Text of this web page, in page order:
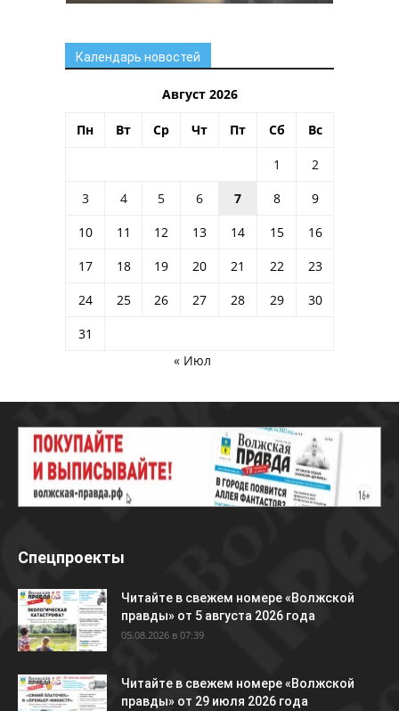
Календарь новостей
Август 2026
Пн Вт Ср Чт Пт Сб Вс
1
2
3
4 5 6 7 8
9
10
11 12 13 14 15
16
17
18 19 20 21 22
23
24
25 26 27 28 29
30
31
« Июл
Спецпроекты
Читайте в свежем номере «Волжской
правды» от 5 августа 2026 года
05.08.2026 в 07:39
Читайте в свежем номере «Волжской
правды» от 29 июля 2026 года